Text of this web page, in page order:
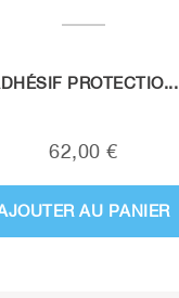
PROTECTIO...
62,00 €
AU PANIER